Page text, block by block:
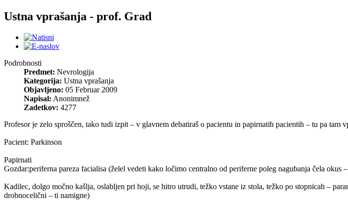
Ustna vprašanja - prof. Grad
Podrobnosti
Predmet: Nevrologija
Kategorija: Ustna vprašanja
Objavljeno: 05 Februar 2009
Napisal: Anonimnež
Zadetkov: 4277
Profesor je zelo sproščen, tako tudi izpit – v glavnem debatiraš o pacientu in papirnatih pacientih – tu pa tam
Pacient: Parkinson
Papirnati
Gozdar:periferna pareza facialisa (želel vedeti kako ločimo centralno od periferne poleg nagubanja čela okus
Kadilec, dolgo močno kašlja, oslabljen pri hoji, se hitro utrudi, težko vstane iz stola, težko po stopnicah –
drobnocelični – ti namigne)